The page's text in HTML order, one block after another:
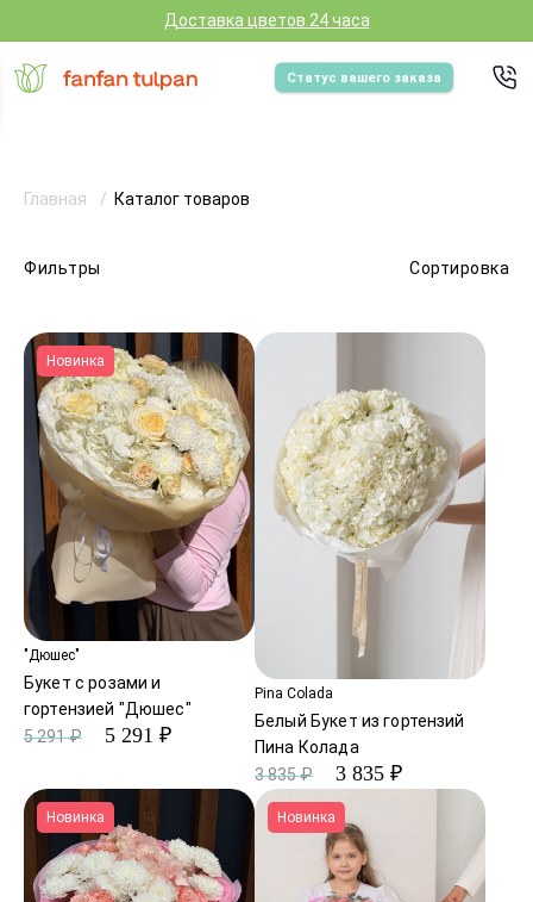
Доставка цветов 24 часа
Статус вашего заказа
Фильтры Сортировка
Главная Каталог товаров
Новинка
"Дюшес"
Букет с розами и
гортензией "Дюшес"
5 291 ₽
5 291 ₽
Pina Colada
Белый Букет из гортензий
Пина Колада
3 835 ₽
3 835 ₽
Новинка Новинка